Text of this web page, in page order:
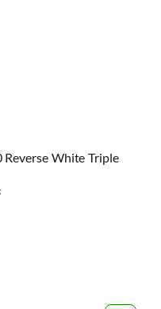
Reverse White Triple